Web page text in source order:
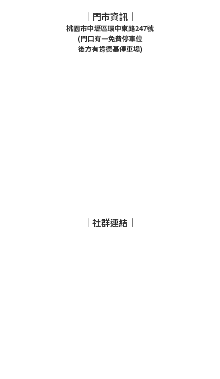
｜門市資訊｜
桃園市中壢區環中東路247號
(門口有一免費停車位
後方有肯德基停車場)
｜社群連結｜